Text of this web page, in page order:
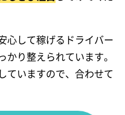
心して稼げるドライバー
り整えられています。
ていますので、合わせて